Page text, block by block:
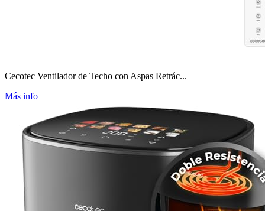
Cecotec Ventilador de Techo con Aspas Retrác...
Más info